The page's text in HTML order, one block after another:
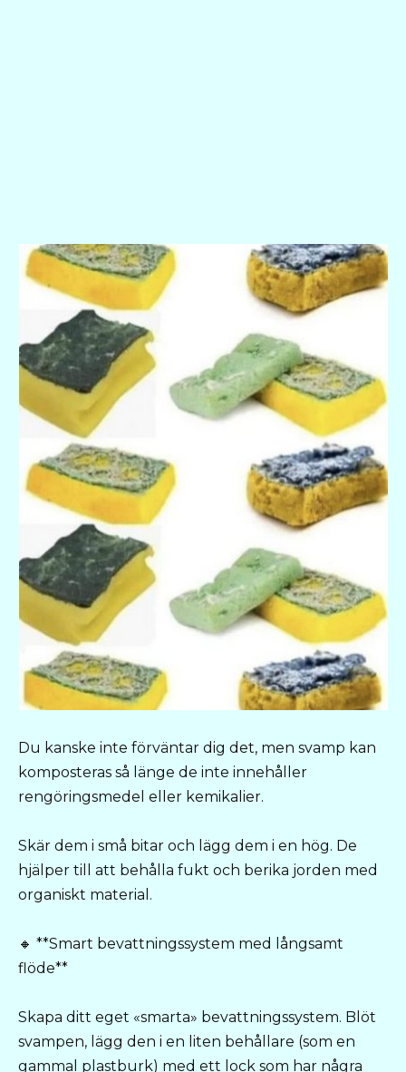
Du kanske inte förväntar dig det, men svamp kan
komposteras så länge de inte innehåller
rengöringsmedel eller kemikalier.
Skär dem i små bitar och lägg dem i en hög. De
hjälper till att behålla fukt och berika jorden med
organiskt material.
🔸 **Smart bevattningssystem med långsamt
flöde**
Skapa ditt eget «smarta» bevattningssystem. Blöt
svampen, lägg den i en liten behållare (som en
gammal plastburk) med ett lock som har några